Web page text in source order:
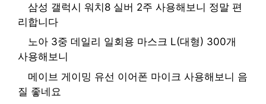
삼성 갤럭시 워치8 실버 2주 사용해보니 정말 편
리합니다
노아 3중 데일리 일회용 마스크 L(대형) 300개
사용해보니
메이브 게이밍 유선 이어폰 마이크 사용해보니 음
질 좋네요